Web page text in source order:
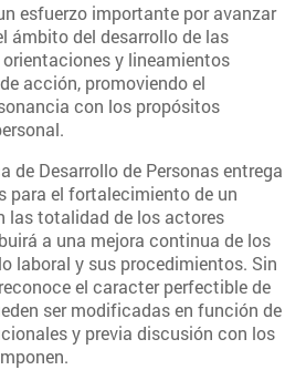
esfuerzo importante por avanzar
ámbito del desarrollo de las
orientaciones y lineamientos
acción, promoviendo el
con los propósitos
de Desarrollo de Personas entrega
para el fortalecimiento de un
las totalidad de los actores
a una mejora continua de los
laboral y sus procedimientos. Sin
el caracter perfectible de
ser modificadas en función de
y previa discusión con los